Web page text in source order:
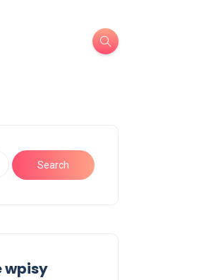
wpisy